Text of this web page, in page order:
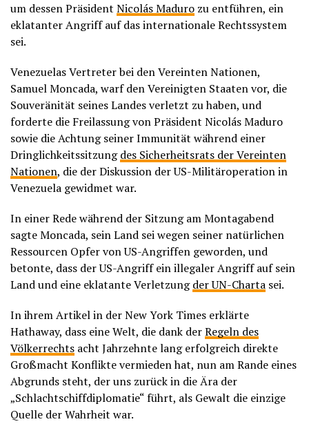
um dessen Präsident Nicolás Maduro zu entführen, ein
eklatanter Angriff auf das internationale Rechtssystem
sei.
Venezuelas Vertreter bei den Vereinten Nationen,
Samuel Moncada, warf den Vereinigten Staaten vor, die
Souveränität seines Landes verletzt zu haben, und
forderte die Freilassung von Präsident Nicolás Maduro
sowie die Achtung seiner Immunität während einer
Dringlichkeitssitzungdes Sicherheitsrats der Vereinten
Nationen, die der Diskussion der US-Militäroperation in
Venezuela gewidmet war.
In einer Rede während der Sitzung am Montagabend
sagte Moncada, sein Land sei wegen seiner natürlichen
Ressourcen Opfer von US-Angriffen geworden, und
betonte, dass der US-Angriff ein illegaler Angriff auf sein
Land und eine eklatante Verletzungder UN-Charta sei.
In ihrem Artikel in der New York Times erklärte
Hathaway, dass eine Welt, die dank derRegeln des
Völkerrechts acht Jahrzehnte lang erfolgreich direkte
Großmacht Konflikte vermieden hat, nun am Rande eines
Abgrunds steht, der uns zurück in die Ära der
„Schlachtschiffdiplomatie“ führt, als Gewalt die einzige
Quelle der Wahrheit war.